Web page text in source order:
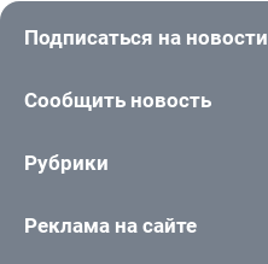
Подписаться на новости
Сообщить новость
Рубрики
Реклама на сайте